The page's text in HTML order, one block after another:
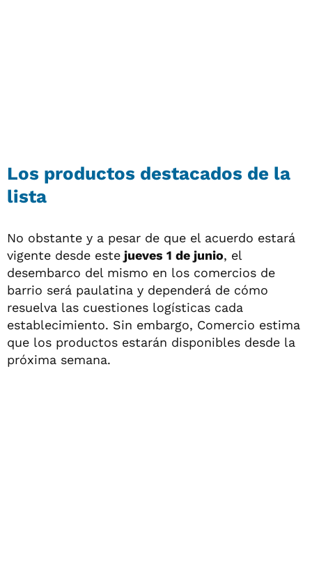
Los productos destacados de la
lista
No obstante y a pesar de que el acuerdo estará
vigente desde este jueves 1 de junio, el
desembarco del mismo en los comercios de
barrio será paulatina y dependerá de cómo
resuelva las cuestiones logísticas cada
establecimiento. Sin embargo, Comercio estima
que los productos estarán disponibles desde la
próxima semana.